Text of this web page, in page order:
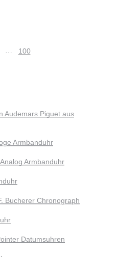
… 100
Audemars Piguet aus
Armbanduhr
Armbanduhr
Bucherer Chronograph
Datumsuhren